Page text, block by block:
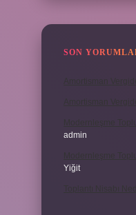
SON
admin
Yiğit